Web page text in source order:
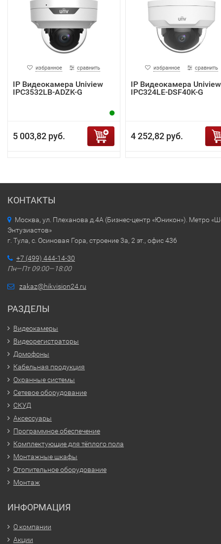
избранное сравнить
IP Видеокамера Uniview
IPC3532LB-ADZK-G
5 003,82 руб.
избранное сравнить
IP Видеокамера Uniview
IPC324LE-DSF40K-G
4 252,82 руб.
КОНТАКТЫ
Москва, ул. Плеханова д.4А (Бизнес-центр «Юникон»). Метро
Энтузиастов»
г. Тула, с. Осиновая Гора, строение 3а, 2 эт., офис 436
+7 (499) 444-14-30
Пн—Пт 09:00—18:00
zakaz@hikvision24.ru
РАЗДЕЛЫ
Видеокамеры
Видеорегистраторы
Домофоны
Кабельная продукция
Охранные системы
Сетевое оборудование
СКУД
Аксессуары
Программное обеспечение
Комплектующие для тёплого пола
Монтажные шкафы
Отопительное оборудование
Монтаж
ИНФОРМАЦИЯ
О компании
Акции